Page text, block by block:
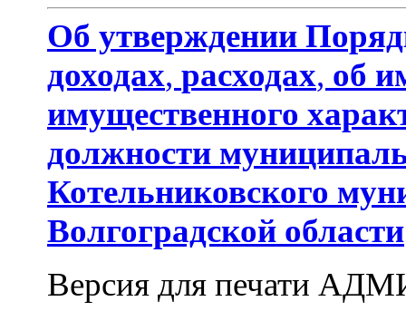
Об утверждении
доходах, расходах, об
имущественного
должности
Котельниковского
Волгоградской области
Версия для печати